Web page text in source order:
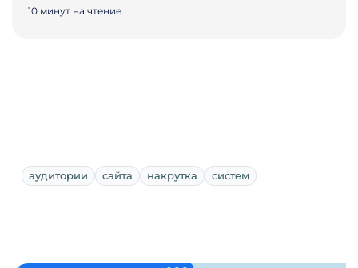
10 минут на чтение
аудитории сайта накрутка систем